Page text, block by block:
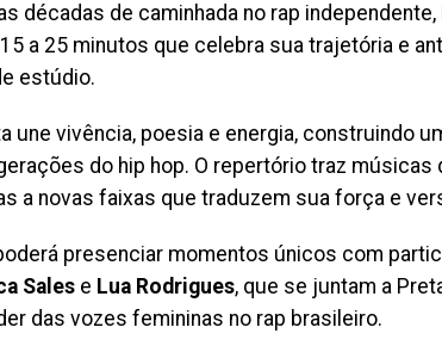
décadas de caminhada no rap
a 25 minutos que celebra sua trajetória e
estúdio.
une vivência, poesia e energia, construindo
do hip hop. O repertório traz músicas
a novas faixas que traduzem sua força e
presenciar momentos únicos com
Sales e Lua Rodrigues, que se juntam a
das vozes femininas no rap brasileiro.